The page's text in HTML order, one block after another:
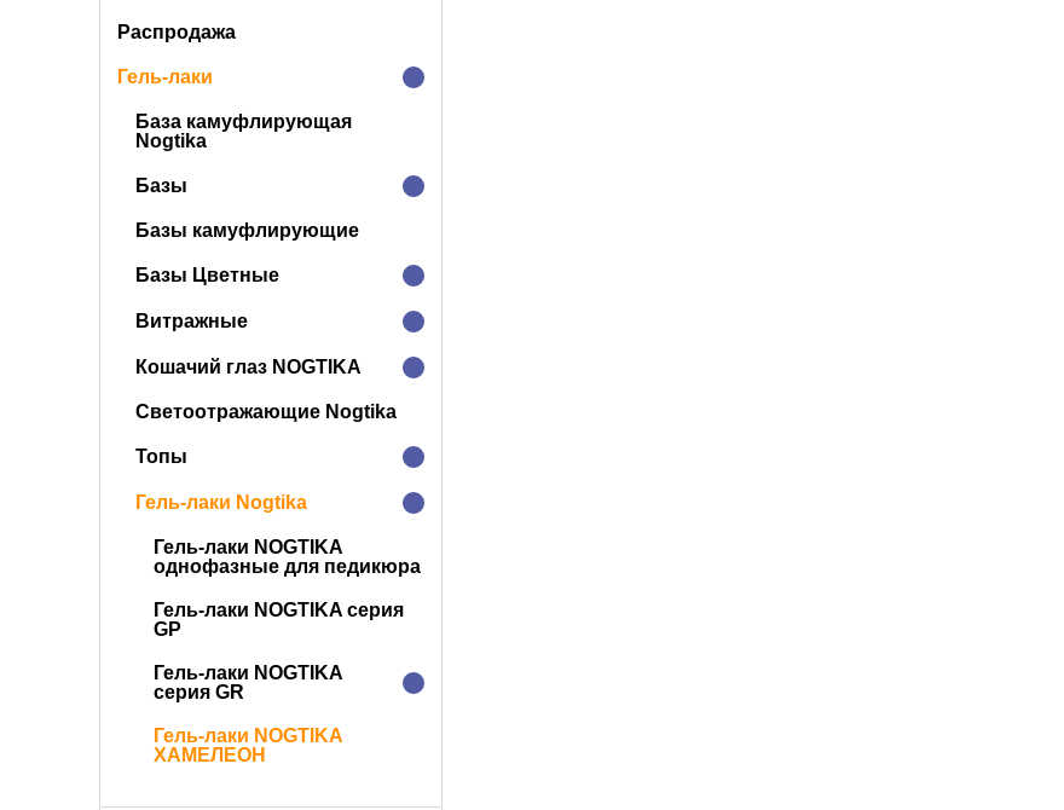
Распродажа
Гель-лаки
База камуфлирующая
Nogtika
Базы
Базы камуфлирующие
Базы Цветные
Витражные
Кошачий глаз NOGTIKA
Светоотражающие Nogtika
Топы
Гель-лаки Nogtika
Гель-лаки NOGTIKA
однофазные для педикюра
Гель-лаки NOGTIKA серия
GP
Гель-лаки NOGTIKA
серия GR
Гель-лаки NOGTIKA
ХАМЕЛЕОН